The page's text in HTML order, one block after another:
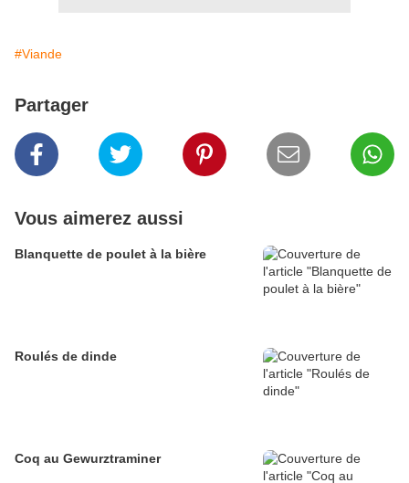
#Viande
Partager
Vous aimerez aussi
Blanquette de poulet à la bière
Roulés de dinde
Coq au Gewurztraminer